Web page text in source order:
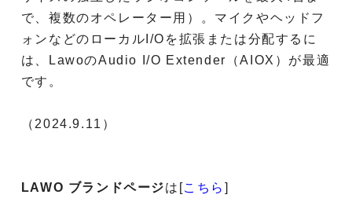
で、複数のオペレーター用）。マイクやヘッドフ
ォンなどのローカルI/Oを拡張または分配するに
は、LawoのAudio I/O Extender（AIOX）が最適
です。
（2024.9.11）
LAWO ブランドページは[こちら]